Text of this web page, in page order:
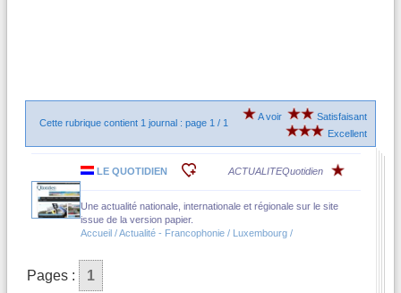
Cette rubrique contient 1 journal : page 1 / 1
A voir
Satisfaisant
Excellent
LE QUOTIDIEN ACTUALITEQuotidien
Une actualité nationale, internationale et régionale sur le site
issue de la version papier.
Accueil / Actualité - Francophonie / Luxembourg /
Pages : 1